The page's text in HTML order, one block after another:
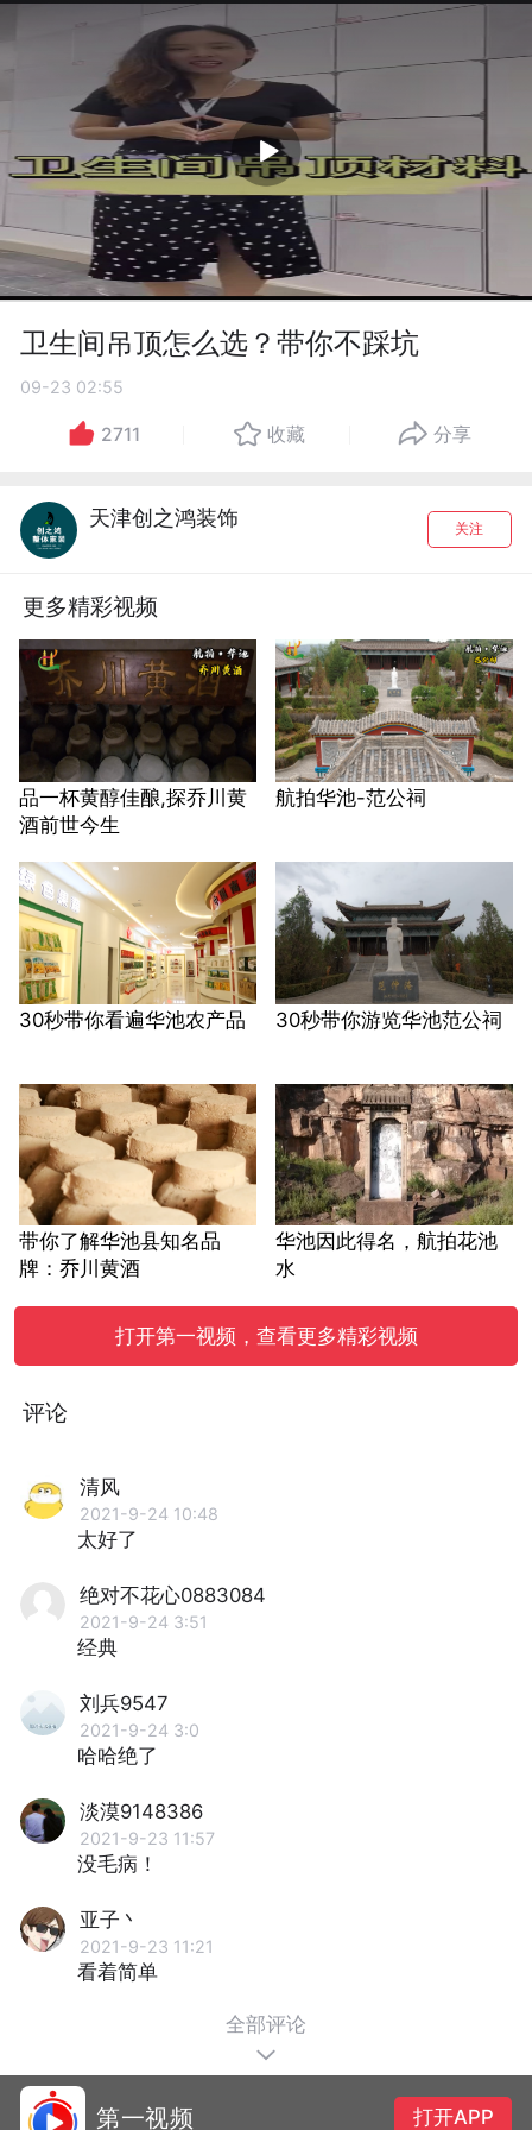
卫生间吊顶怎么选？带你不踩坑
09-23 02:55
2711 收藏 分享
天津创之鸿装饰 关注
更多精彩视频
品一杯黄醇佳酿,探乔川黄
酒前世今生
航拍华池-范公祠
30秒带你看遍华池农产品 30秒带你游览华池范公祠
带你了解华池县知名品
牌：乔川黄酒
华池因此得名，航拍花池
水
打开第一视频，查看更多精彩视频
评论
清风
2021-9-24 10:48
太好了
绝对不花心0883084
2021-9-24 3:51
经典
刘兵9547
2021-9-24 3:0
哈哈绝了
淡漠9148386
2021-9-23 11:57
没毛病！
亚子丶
2021-9-23 11:21
看着简单
全部评论
第一视频 打开APP